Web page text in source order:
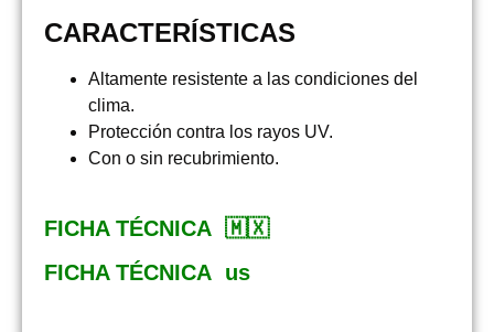
CARACTERÍSTICAS
Altamente resistente a las condiciones del
clima.
Protección contra los rayos UV.
Con o sin recubrimiento.
FICHA TÉCNICA 🇲🇽
FICHA TÉCNICA us